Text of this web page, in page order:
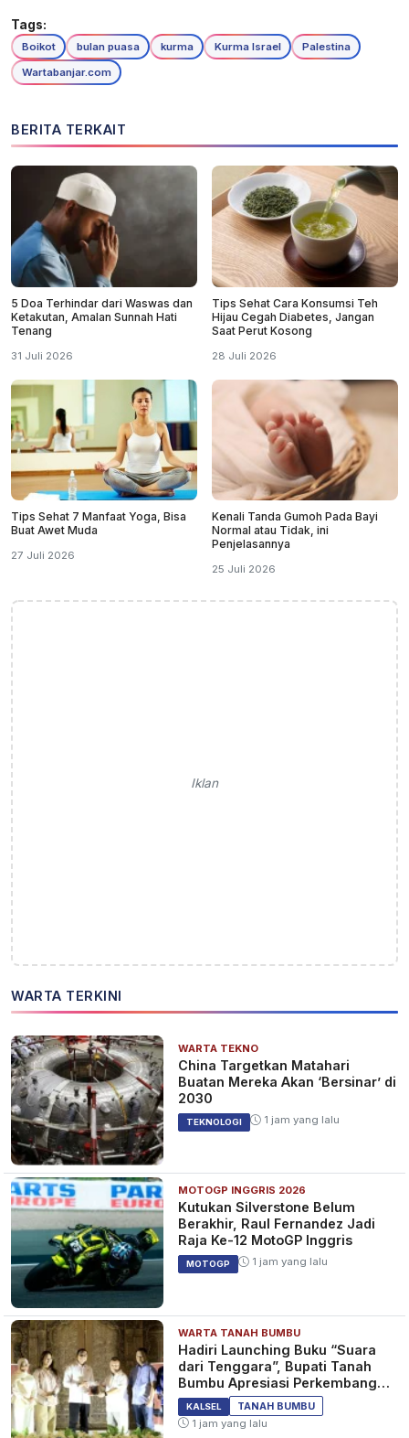
Tags:
Boikot bulan puasa kurma Kurma Israel
Palestina
Wartabanjar.com
BERITA TERKAIT
5 Doa Terhindar dari Waswas dan
Ketakutan, Amalan Sunnah Hati
Tenang
31 Juli 2026
Tips Sehat Cara Konsumsi Teh
Hijau Cegah Diabetes, Jangan
Saat Perut Kosong
28 Juli 2026
Tips Sehat 7 Manfaat Yoga, Bisa
Buat Awet Muda
27 Juli 2026
Kenali Tanda Gumoh Pada Bayi
Normal atau Tidak, ini
Penjelasannya
25 Juli 2026
Iklan
WARTA TERKINI
WARTA TEKNO
China Targetkan Matahari
Buatan Mereka Akan ‘Bersinar’ di
2030
TEKNOLOGI 1 jam yang lalu
MOTOGP INGGRIS 2026
Kutukan Silverstone Belum
Berakhir, Raul Fernandez Jadi
Raja Ke-12 MotoGP Inggris
MOTOGP 1 jam yang lalu
WARTA TANAH BUMBU
Hadiri Launching Buku “Suara
dari Tenggara”, Bupati Tanah
Bumbu Apresiasi Perkembangan
Literasi di Bumi Bersujud
KALSEL
TANAH BUMBU
1 jam yang lalu